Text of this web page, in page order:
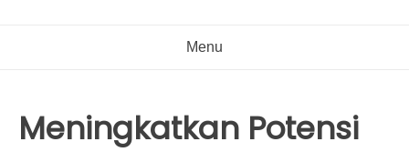
Menu
Meningkatkan Potensi